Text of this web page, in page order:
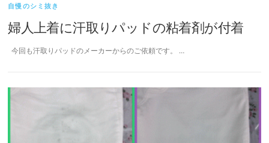
自慢のシミ抜き
婦人上着に汗取りパッドの粘着剤が付着
今回も汗取りパッドのメーカーからのご依頼です。 …